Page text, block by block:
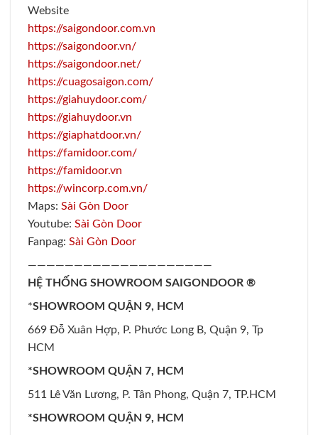
Website
https://saigondoor.com.vn
https://saigondoor.vn/
https://saigondoor.net/
https://cuagosaigon.com/
https://giahuydoor.com/
https://giahuydoor.vn
https://giaphatdoor.vn/
https://famidoor.com/
https://famidoor.vn
https://wincorp.com.vn/
Maps: Sài Gòn Door
Youtube: Sài Gòn Door
Fanpag: Sài Gòn Door
————————————————————
HỆ THỐNG SHOWROOM SAIGONDOOR ®
*SHOWROOM QUẬN 9, HCM
669 Đỗ Xuân Hợp, P. Phước Long B, Quận 9, Tp
HCM
*SHOWROOM QUẬN 7, HCM
511 Lê Văn Lương, P. Tân Phong, Quận 7, TP.HCM
*SHOWROOM QUẬN 9, HCM